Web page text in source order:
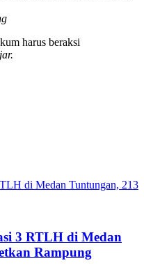
harus beraksi
3 RTLH di Medan
Rampung